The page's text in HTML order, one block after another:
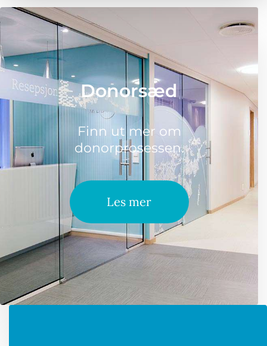
Donorsæd
Finn ut mer om
donorprosessen.
Les mer